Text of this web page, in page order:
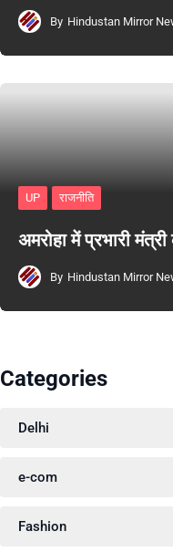
By Hindustan Mirror
UP राजनीति
अमरोहा में प्रभारी
By Hindustan Mirror
Categories
Delhi
e-com
Fashion